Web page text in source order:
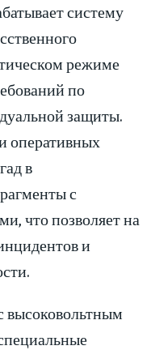
систему
режиме
по
защиты.
оперативных
в
с
что позволяет на
и
высоковольтным